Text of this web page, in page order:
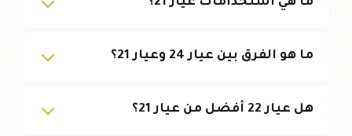
ما هي استخدامات عيار 21؟
ما هو الفرق بين عيار 24 وعيار 21؟
هل عيار 22 أفضل من عيار 21؟